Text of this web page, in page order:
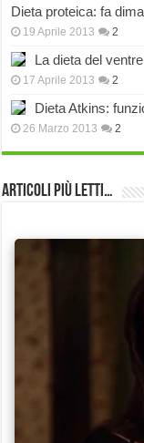
Dieta proteica: fa
19 Aprile 2013 2
La dieta del
17 Aprile 2013 2
Dieta Atkins:
26 Marzo 2013 2
Articoli più Letti…